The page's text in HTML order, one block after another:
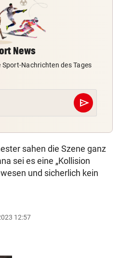
News
Nachrichten des Tages
send
Abschicken
sahen die Szene ganz
sei es eine „Kollision
und sicherlich kein
12:57